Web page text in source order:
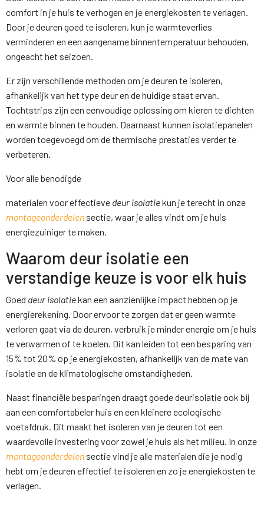
comfort in je huis te verhogen en je energiekosten te verlagen.
Door je deuren goed te isoleren, kun je warmteverlies
verminderen en een aangename binnentemperatuur behouden,
ongeacht het seizoen.
Er zijn verschillende methoden om je deuren te isoleren,
afhankelijk van het type deur en de huidige staat ervan.
Tochtstrips zijn een eenvoudige oplossing om kieren te dichten
en warmte binnen te houden. Daarnaast kunnen isolatiepanelen
worden toegevoegd om de thermische prestaties verder te
verbeteren.
Voor alle benodigde
materialen voor effectieve deur isolatiekun je terecht in onze
montageonderdelen sectie, waar je alles vindt om je huis
energiezuiniger te maken.
Waarom deur isolatie een
verstandige keuze is voor elk huis
Goed deur isolatiekan een aanzienlijke impact hebben op je
energierekening. Door ervoor te zorgen dat er geen warmte
verloren gaat via de deuren, verbruik je minder energie om je huis
te verwarmen of te koelen. Dit kan leiden tot een besparing van
15% tot 20% op je energiekosten, afhankelijk van de mate van
isolatie en de klimatologische omstandigheden.
Naast financiële besparingen draagt goede deurisolatie ook bij
aan een comfortabeler huis en een kleinere ecologische
voetafdruk. Dit maakt het isoleren van je deuren tot een
waardevolle investering voor zowel je huis als het milieu. In onze
montageonderdelen sectie vind je alle materialen die je nodig
hebt om je deuren effectief te isoleren en zo je energiekosten te
verlagen.